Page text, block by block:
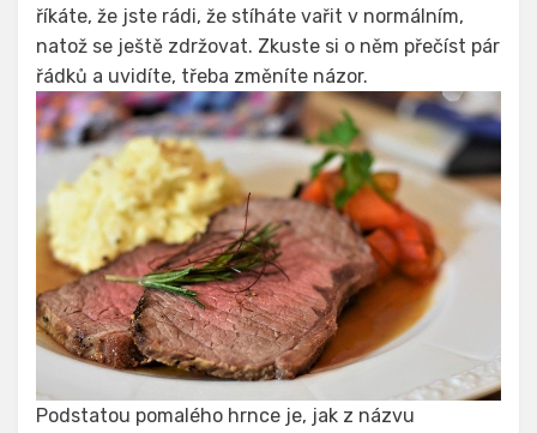
říkáte, že jste rádi, že stíháte vařit v normálním,
natož se ještě zdržovat. Zkuste si o něm přečíst pár
řádků a uvidíte, třeba změníte názor.
Podstatou pomalého hrnce je, jak z názvu